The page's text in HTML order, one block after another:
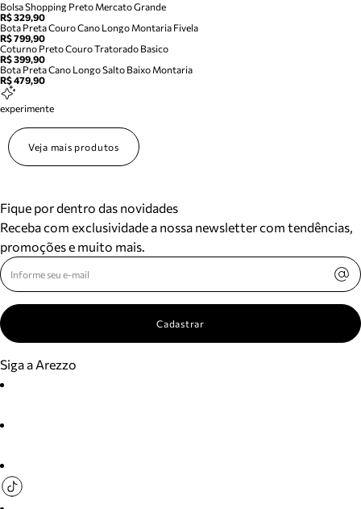
Bolsa Shopping Preto Mercato Grande
R$ 329,90
Bota Preta Couro Cano Longo Montaria Fivela
R$ 799,90
Coturno Preto Couro Tratorado Basico
R$ 399,90
Bota Preta Cano Longo Salto Baixo Montaria
R$ 479,90
experimente
Veja mais produtos
Fique por dentro das novidades
Receba com exclusividade a nossa newsletter com tendências,
promoções e muito mais.
Cadastrar
Siga a Arezzo